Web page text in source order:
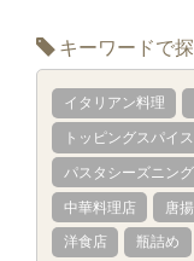
キーワードで
イタリアン料理
トッピングスパイス
パスタシーズニング
中華料理店 唐
洋食店 瓶詰め